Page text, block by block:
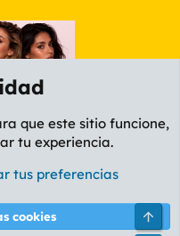
de privacidad Ayuda
que este sitio funcione,
tu experiencia.
tus preferencias
cookies